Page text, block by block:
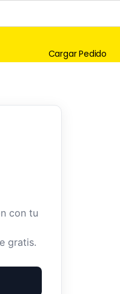
Cargar Pedido
con tu
gratis.